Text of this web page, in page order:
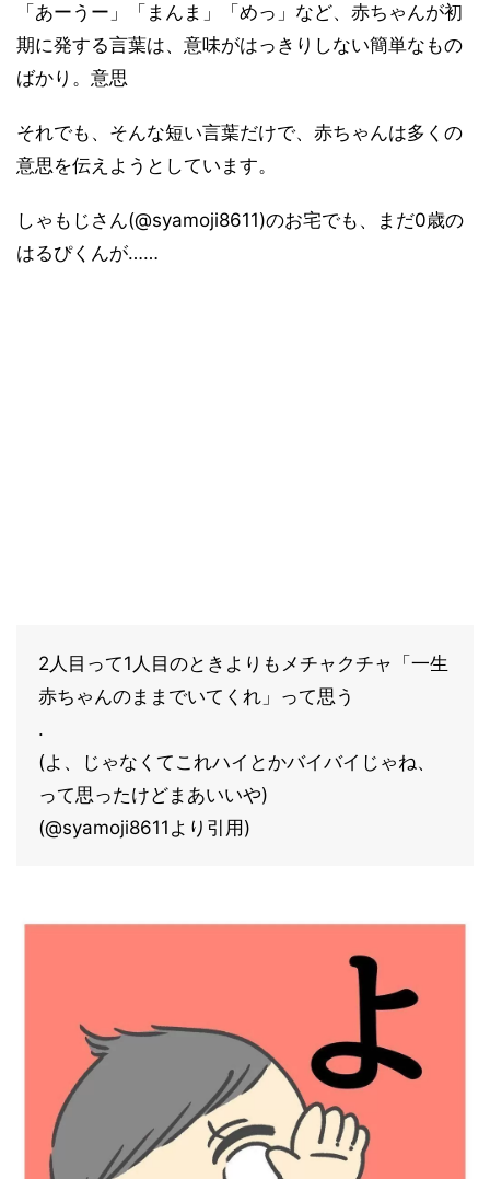
「あーうー」「まんま」「めっ」など、赤ちゃんが初
期に発する言葉は、意味がはっきりしない簡単なもの
ばかり。意思
それでも、そんな短い言葉だけで、赤ちゃんは多くの
意思を伝えようとしています。
しゃもじさん(@syamoji8611)のお宅でも、まだ0歳の
はるぴくんが……
2人目って1人目のときよりもメチャクチャ「一生
赤ちゃんのままでいてくれ」って思う
.
(よ、じゃなくてこれハイとかバイバイじゃね、
って思ったけどまあいいや)
(@syamoji8611より引用)